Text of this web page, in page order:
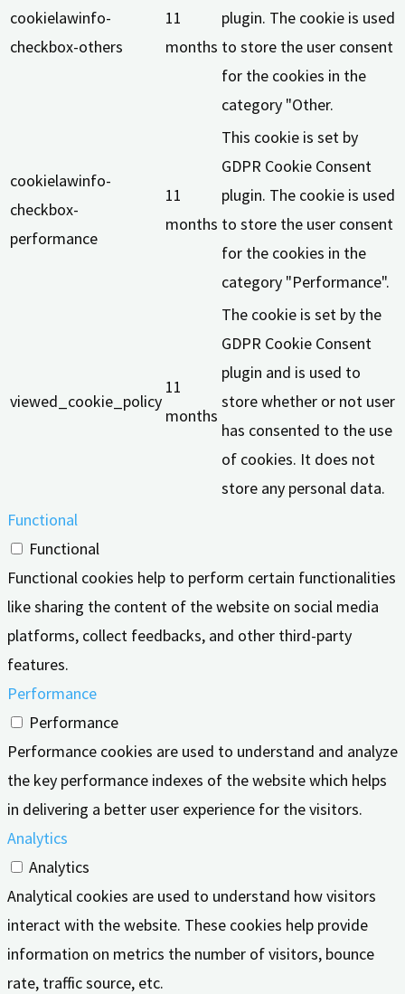
cookielawinfo-
checkbox-others
11
months
plugin. The cookie is used
to store the user consent
for the cookies in the
category "Other.
cookielawinfo-
checkbox-
performance
11
months
This cookie is set by
GDPR Cookie Consent
plugin. The cookie is used
to store the user consent
for the cookies in the
category "Performance".
viewed_cookie_policy
11
months
The cookie is set by the
GDPR Cookie Consent
plugin and is used to
store whether or not user
has consented to the use
of cookies. It does not
store any personal data.
Functional
Functional
Functional cookies help to perform certain functionalities
like sharing the content of the website on social media
platforms, collect feedbacks, and other third-party
features.
Performance
Performance
Performance cookies are used to understand and analyze
the key performance indexes of the website which helps
in delivering a better user experience for the visitors.
Analytics
Analytics
Analytical cookies are used to understand how visitors
interact with the website. These cookies help provide
information on metrics the number of visitors, bounce
rate, traffic source, etc.